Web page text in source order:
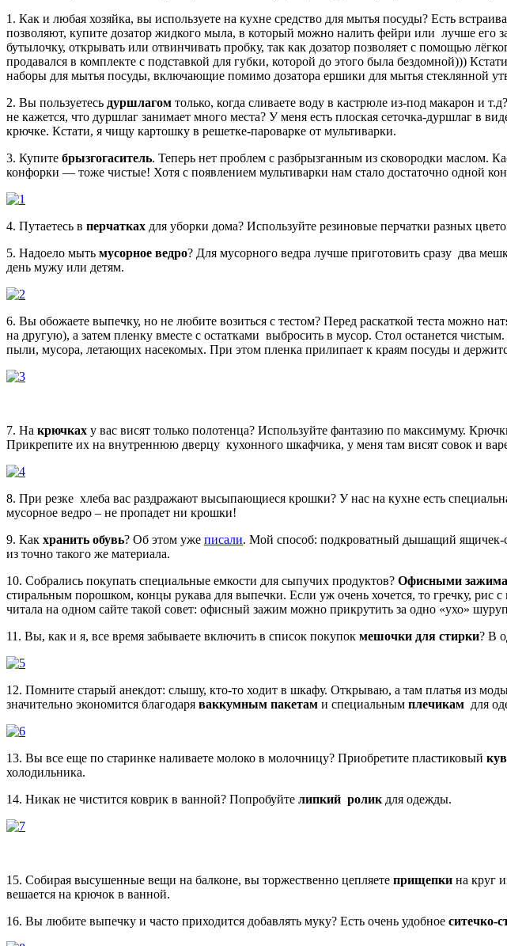
1. Как и любая хозяйка, вы используете на кухне средство для мытья посуды? Есть
позволяют, купите дозатор жидкого мыла, в который можно налить фейри или лучше его
бутылочку, открывать или отвинчивать пробку, так как дозатор позволяет с помощью
продавался в комплекте с подставкой для губки, которой до этого была бездомной)))
наборы для мытья посуды, включающие помимо дозатора ершики для мытья стеклянной
2. Вы пользуетесь дуршлагом только, когда сливаете воду в кастрюле из-под макарон и
не кажется, что дуршлаг занимает много места? У меня есть плоская сеточка-дуршлаг в
крючке. Кстати, я чищу картошку в решетке-пароварке от мультиварки.
3. Купите брызгогаситель. Теперь нет проблем с разбрызганным из сковородки маслом.
конфорки — тоже чистые! Хотя с появлением мультиварки нам стало достаточно одной
4. Путаетесь в перчатках для уборки дома? Используйте резиновые перчатки разных
5. Надоело мыть мусорное ведро? Для мусорного ведра лучше приготовить сразу два
день мужу или детям.
6. Вы обожаете выпечку, но не любите возиться с тестом? Перед раскаткой теста можно
на другую), а затем пленку вместе с остатками выбросить в мусор. Стол останется
пыли, мусора, летающих насекомых. При этом пленка прилипает к краям посуды и
7. На крючках у вас висят только полотенца? Используйте фантазию по максимуму.
Прикрепите их на внутреннюю дверцу кухонного шкафчика, у меня там висят совок и
8. При резке хлеба вас раздражают высыпающиеся крошки? У нас на кухне есть
мусорное ведро – не пропадет ни крошки!
9. Как хранить обувь? Об этом уже писали. Мой способ: подкроватный дышащий ящичек-
из точно такого же материала.
10. Собрались покупать специальные емкости для сыпучих продуктов? Офисными
стиральным порошком, концы рукава для выпечки. Если уж очень хочется, то гречку,
читала на одном сайте такой совет: офисный зажим можно прикрутить за одно «ухо»
11. Вы, как и я, все время забываете включить в список покупок мешочки для стирки? В
12. Помните старый анекдот: слышу, кто-то ходит в шкафу. Открываю, а там платья из
значительно экономится благодаря ваккумным пакетам и специальным плечикам для
13. Вы все еще по старинке наливаете молоко в молочницу? Приобретите пластиковый
холодильника.
14. Никак не чистится коврик в ванной? Попробуйте липкий ролик для одежды.
15. Собирая высушенные вещи на балконе, вы торжественно цепляете прищепки на круг
вешается на крючок в ванной.
16. Вы любите выпечку и часто приходится добавлять муку? Есть очень удобное ситечко-